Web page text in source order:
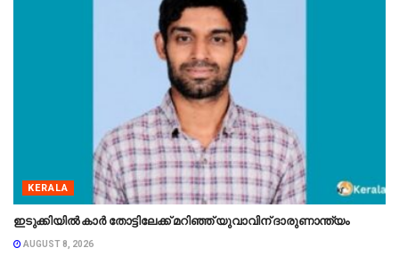
KERALA
ഇടുക്കിയിൽ കാർ തോട്ടിലേക്ക് മറിഞ്ഞ് യുവാവിന് ദാരുണാന്ത്യം
AUGUST 8, 2026